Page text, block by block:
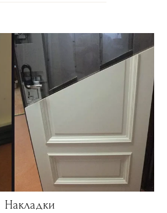
Накладки